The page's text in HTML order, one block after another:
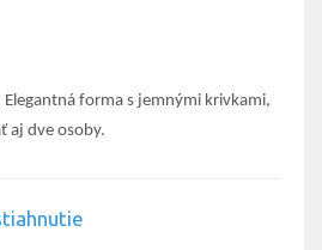
Elegantná forma s jemnými krivkami,
aj dve osoby.